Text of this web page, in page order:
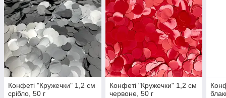
Конфеті "Кружечки" 1,2 см
срібло, 50 г
Конфеті "Кружечки" 1,2 см
червоне, 50 г